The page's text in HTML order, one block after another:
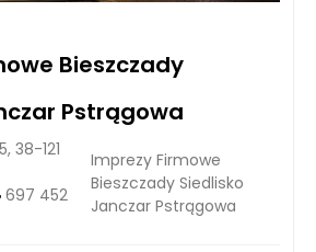
Bieszczady
Pstrągowa
38-121
697 452
Imprezy Firmowe
Bieszczady Siedlisko
Janczar Pstrągowa